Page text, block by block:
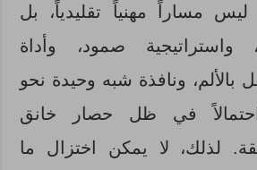
مساراً مهنياً تقليدياً، بل
واستراتيجية صمود، وأداة
بالألم، ونافذة شبه وحيدة نحو
في ظل حصار خانق
لذلك، لا يمكن اختزال ما